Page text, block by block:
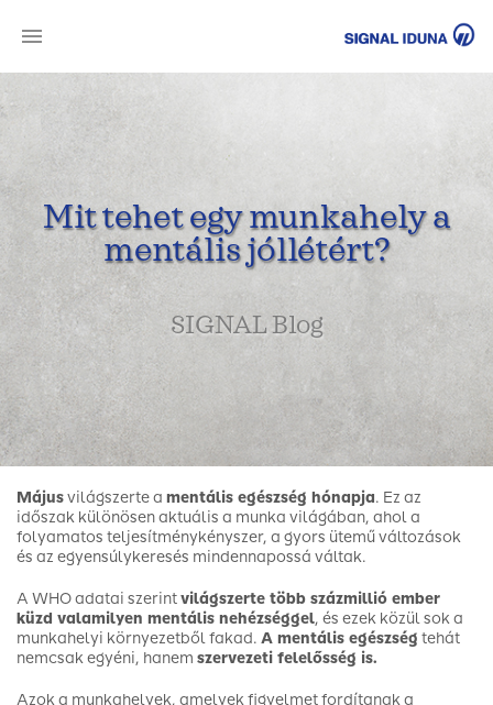
Mit tehet egy munkahely a
mentális jóllétért?
SIGNAL Blog
Májusvilágszerte a mentális egészség hónapja. Ez az
időszak különösen aktuális a munka világában, ahol a
folyamatos teljesítménykényszer, a gyors ütemű változások
és az egyensúlykeresés mindennapossá váltak.
A WHO adatai szerintvilágszerte több százmillió ember
küzd valamilyen mentális nehézséggel, és ezek közül sok a
munkahelyi környezetből fakad. A mentális egészség tehát
nemcsak egyéni, hanem szervezeti felelősség is.
Azok a munkahelyek, amelyek figyelmet fordítanak a